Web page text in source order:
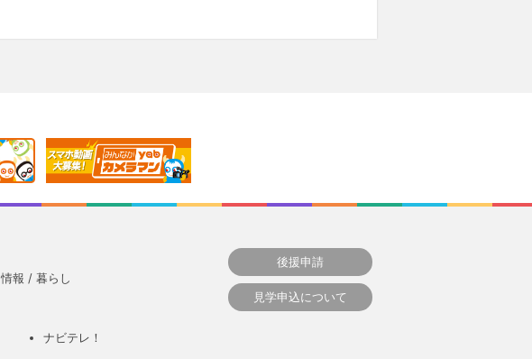
情報 / 暮らし
ナビテレ！
後援申請
見学申込について